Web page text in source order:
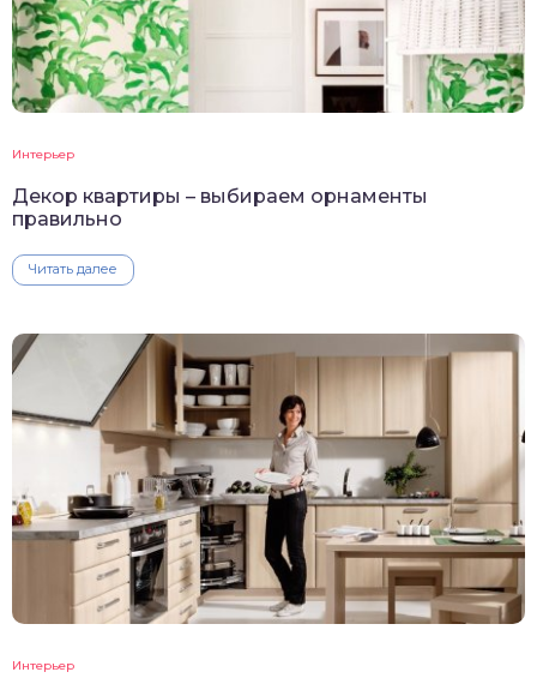
Интерьер
Декор квартиры – выбираем орнаменты
правильно
Читать далее
Интерьер